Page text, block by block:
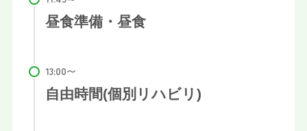
昼食準備・昼食
自由時間(個別リハビリ)